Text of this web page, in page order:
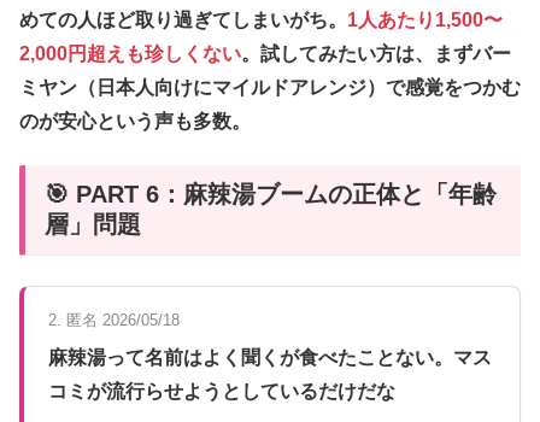
めての人ほど取り過ぎてしまいがち。 1人あたり1,500〜
2,000円超えも珍しくない。試してみたい方は、まずバー
ミヤン（日本人向けにマイルドアレンジ）で感覚をつかむ
のが安心という声も多数。
🎯 PART 6：麻辣湯ブームの正体と「年齢
層」問題
2. 匿名 2026/05/18
麻辣湯って名前はよく聞くが食べたことない。マス
コミが流行らせようとしているだけだな